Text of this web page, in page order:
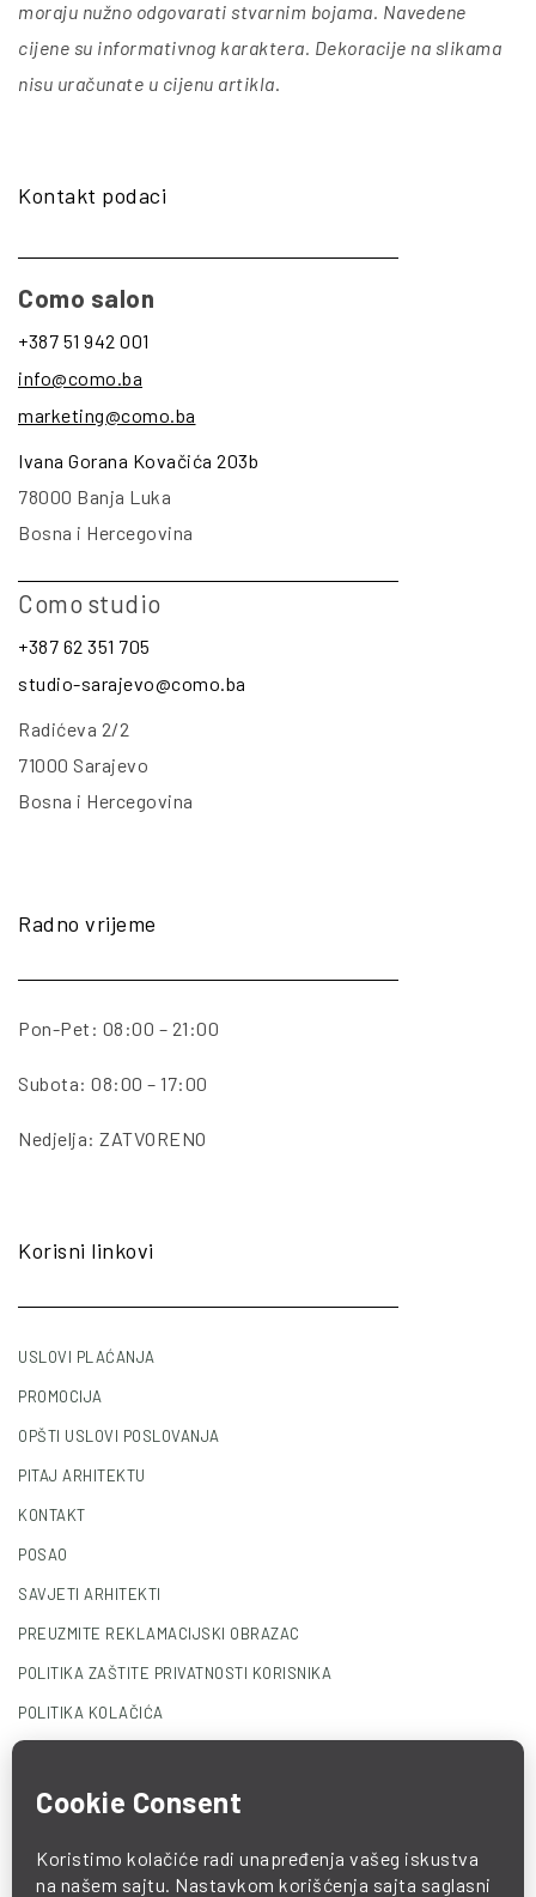
moraju nužno odgovarati stvarnim bojama. Navedene
cijene su informativnog karaktera. Dekoracije na slikama
nisu uračunate u cijenu artikla.
Kontakt podaci
Como salon
+387 51 942 001
info@como.ba
marketing@como.ba
Ivana Gorana Kovačića 203b
78000 Banja Luka
Bosna i Hercegovina
Como studio
+387 62 351 705
studio-sarajevo@como.ba
Radićeva 2/2
71000 Sarajevo
Bosna i Hercegovina
Radno vrijeme
Pon-Pet: 08:00 – 21:00
Subota: 08:00 – 17:00
Nedjelja: ZATVORENO
Korisni linkovi
USLOVI PLAĆANJA
PROMOCIJA
OPŠTI USLOVI POSLOVANJA
PITAJ ARHITEKTU
KONTAKT
POSAO
SAVJETI ARHITEKTI
PREUZMITE REKLAMACIJSKI OBRAZAC
POLITIKA ZAŠTITE PRIVATNOSTI KORISNIKA
POLITIKA KOLAČIĆA